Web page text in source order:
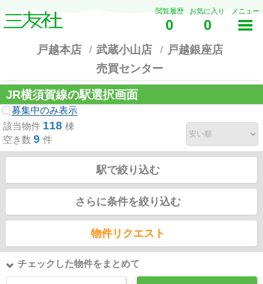
閲覧履歴
0
お気に入り
0
メニュー
戸越本店 武蔵小山店
戸越銀座店
売買センター
JR横須賀線の駅選択画面
募集中のみ表示
該当物件 118 棟
空き数 9 件
駅で絞り込む
さらに条件を絞り込む
物件リクエスト
チェックした物件をまとめて